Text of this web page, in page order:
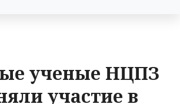
ученые НЦПЗ
участие в